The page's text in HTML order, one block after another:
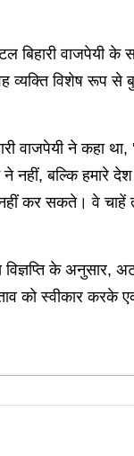
बिहारी वाजपेयी
व्यक्ति विशेष
वाजपेयी ने कहा
नहीं, बल्कि हमारे
कर सकते। वे
के अनुसार,
को स्वीकार करके एक